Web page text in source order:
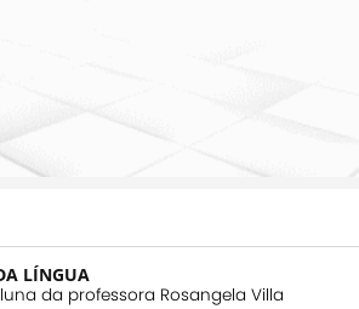
LÍNGUA
da professora Rosangela Villa